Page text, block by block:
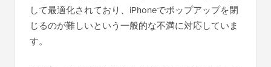
して最適化されており、iPhoneでポップアップを閉
じるのが難しいという一般的な不満に対応していま
す。